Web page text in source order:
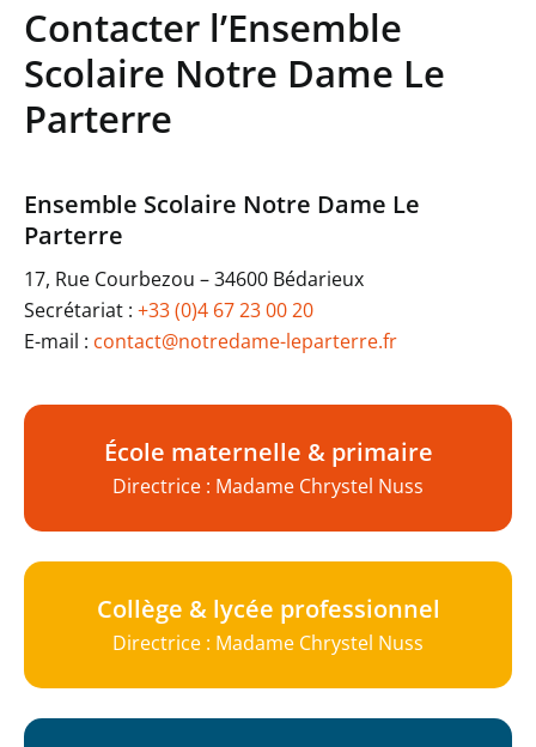
Contacter l’Ensemble
Scolaire Notre Dame Le
Parterre
Ensemble Scolaire Notre Dame Le
Parterre
17, Rue Courbezou – 34600 Bédarieux
Secrétariat : +33 (0)4 67 23 00 20
E-mail : contact@notredame-leparterre.fr
École maternelle & primaire
Directrice : Madame Chrystel Nuss
Collège & lycée professionnel
Directrice : Madame Chrystel Nuss